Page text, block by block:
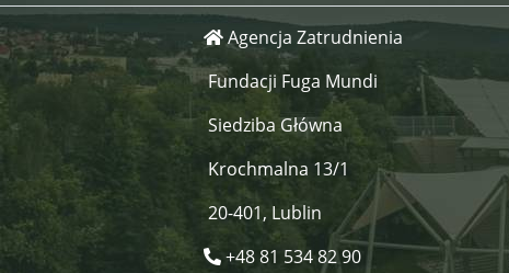
Agencja Zatrudnienia
Fundacji Fuga Mundi
Siedziba Główna
Krochmalna 13/1
20-401, Lublin
+48 81 534 82 90